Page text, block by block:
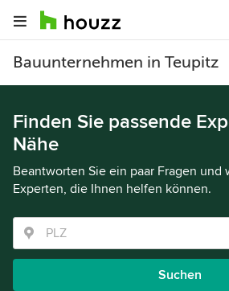
Bauunternehmen in Teupitz
Finden Sie passende
Nähe
Beantworten Sie ein paar Fragen und
Experten, die Ihnen helfen können.
Suchen